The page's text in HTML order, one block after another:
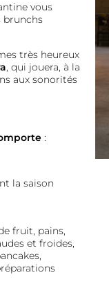
vous
brunchs
très heureux
, qui jouera, à la
aux sonorités
:
la saison
fruit, pains,
et froides,